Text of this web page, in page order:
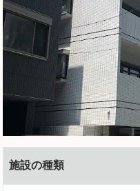
施設の種類